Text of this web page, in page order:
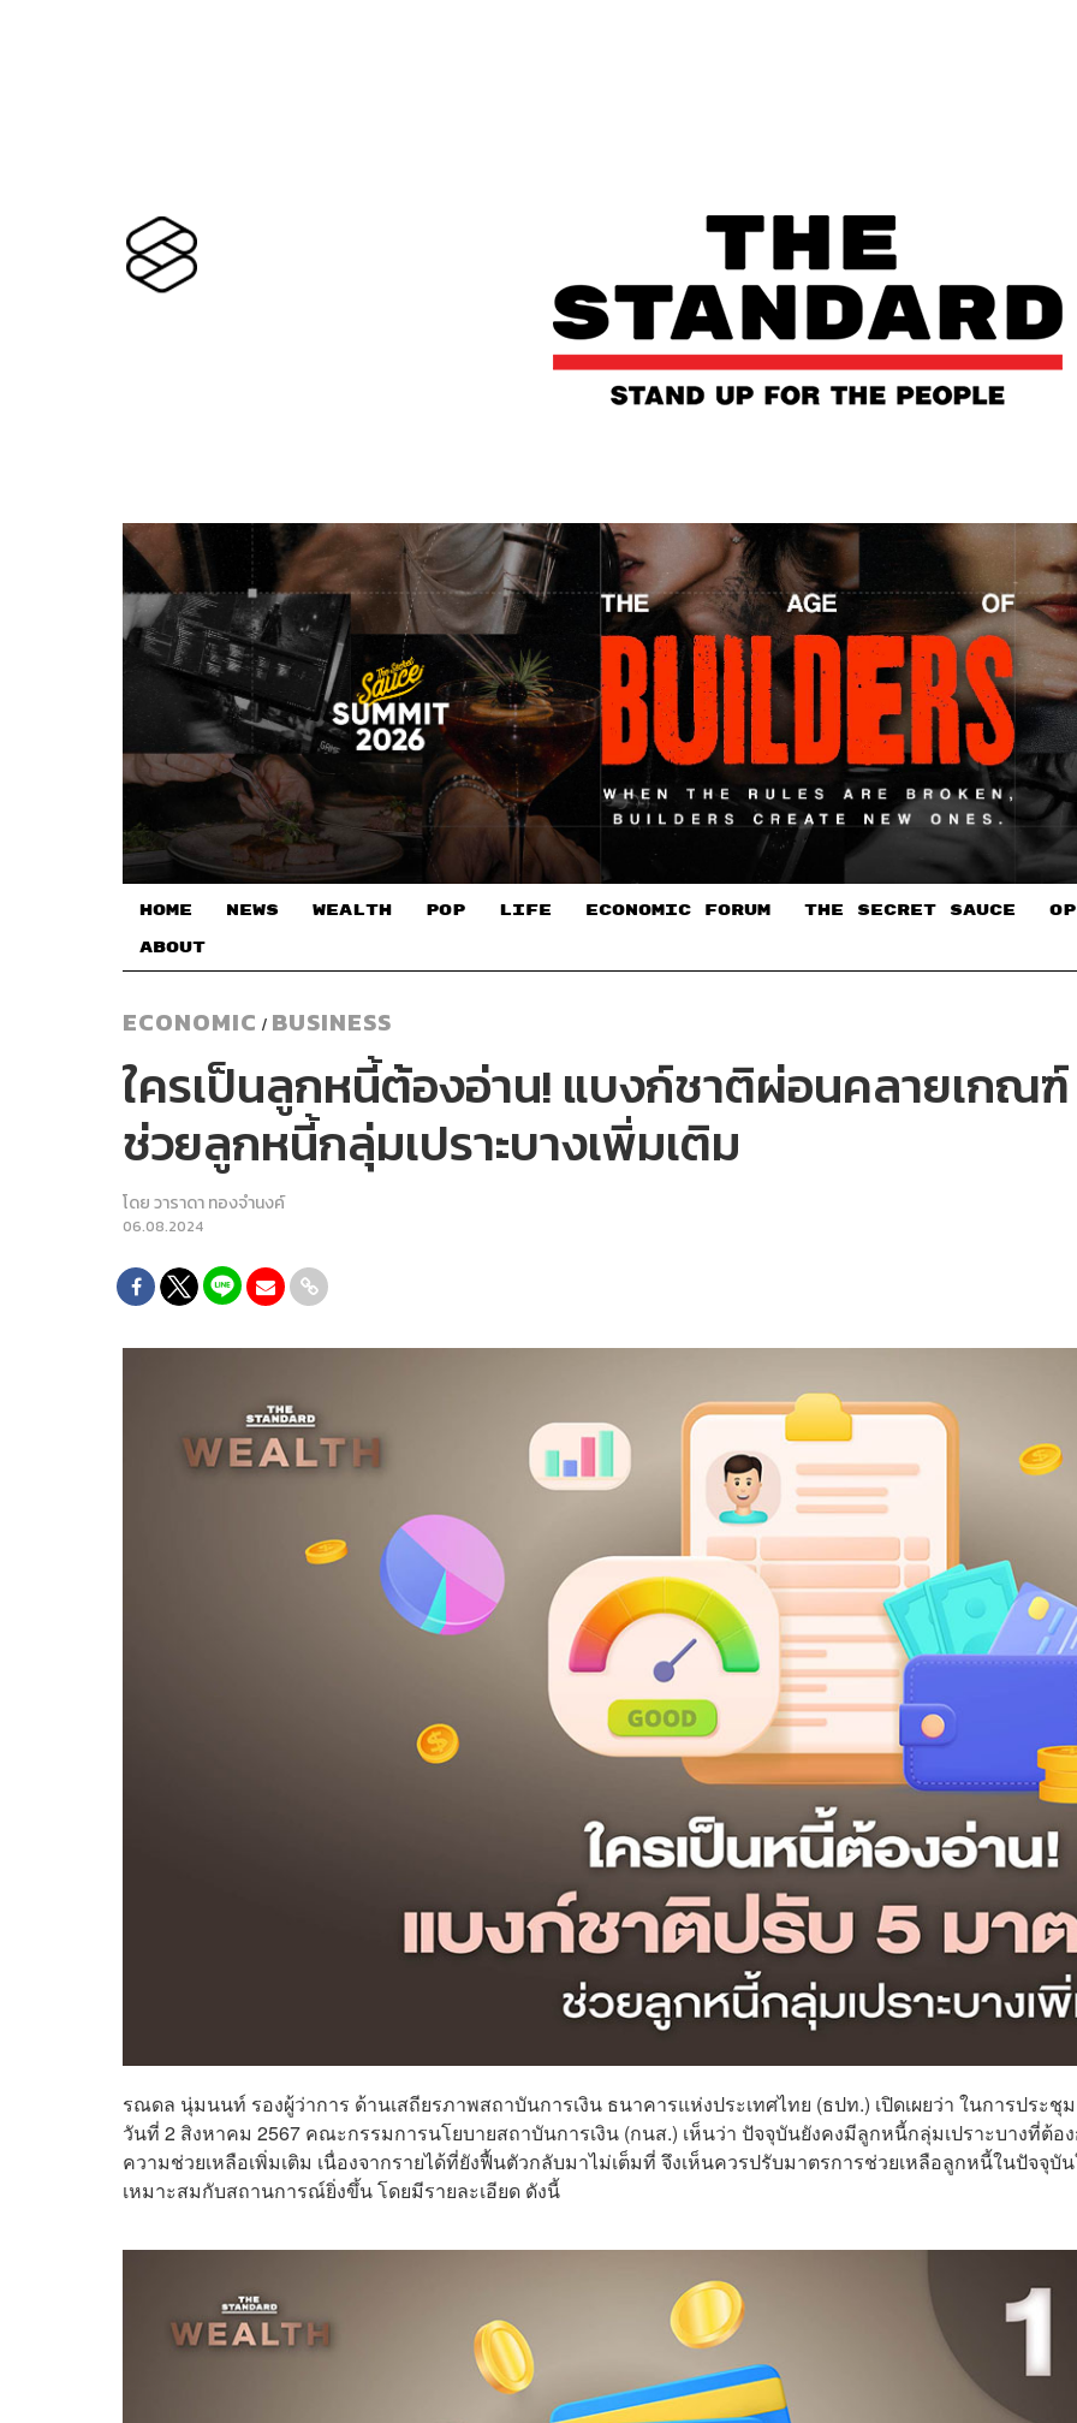
HOME NEWS WEALTH POP LIFE ECONOMIC FORUM THE SECRET SAUCE​
ABOUT
ECONOMIC / BUSINESS
ใครเป็นลูกหนี้ต้องอ่าน! แบงก์ชาติผ่อนคลายเกณฑ์
ช่วยลูกหนี้กลุ่มเปราะบางเพิ่มเติม
โดยวาราดา ทองจำนงค์
06.08.2024
รณดล นุ่มนนท์ รองผู้ว่าการ ด้านเสถียรภาพสถาบันการเงิน ธนาคารแห่งประเทศไทย (ธปท.) เปิดเผยว่า ในการประชุ
วันที่ 2 สิงหาคม 2567 คณะกรรมการนโยบายสถาบันการเงิน (กนส.) เห็นว่า ปัจจุบันยังคงมีลูกหนี้กลุ่มเปราะบางที่ต้อ
ความช่วยเหลือเพิ่มเติม เนื่องจากรายได้ที่ยังฟื้นตัวกลับมาไม่เต็มที่ จึงเห็นควรปรับมาตรการช่วยเหลือลูกหนี้ในปัจจุบั
เหมาะสมกับสถานการณ์ยิ่งขึ้น โดยมีรายละเอียด ดังนี้